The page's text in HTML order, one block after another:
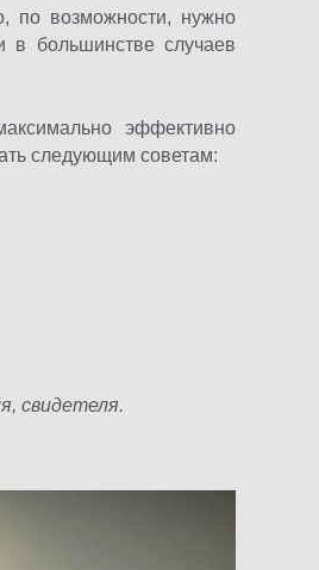
по возможности, нужно
в большинстве случаев
эффективно
следующим советам:
свидетеля.